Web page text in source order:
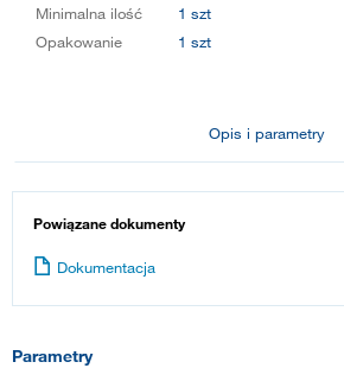
Minimalna ilość
1 szt
Opakowanie
1 szt
Opis i parametry
Powiązane dokumenty
Dokumentacja
Parametry